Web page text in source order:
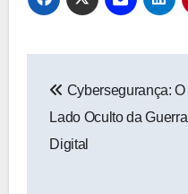
de
Post
Cybersegurança: O
Lado Oculto da Guerra
Digital